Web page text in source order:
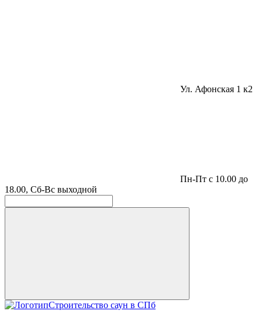
Ул. Афонская 1 к2
Пн-Пт с 10.00 до
18.00, Сб-Вс выходной
Строительство саун в СПб